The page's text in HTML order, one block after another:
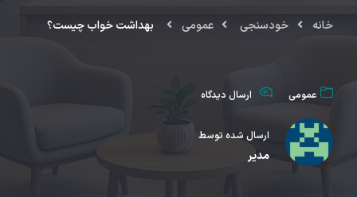
خانه خودسنجی عمومی ﺑﻬﺪﺍﺷﺖ ﺧﻮﺍﺏ ﭼﯿﺴﺖ؟
عمومی ارسال دیدگاه
ارسال شده توسط
مدیر